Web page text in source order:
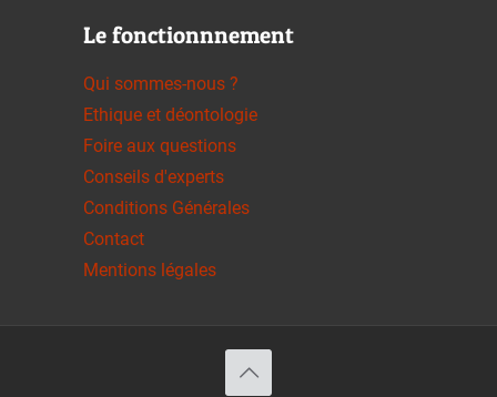
Le fonctionnnement
Qui sommes-nous ?
Ethique et déontologie
Foire aux questions
Conseils d'experts
Conditions Générales
Contact
Mentions légales